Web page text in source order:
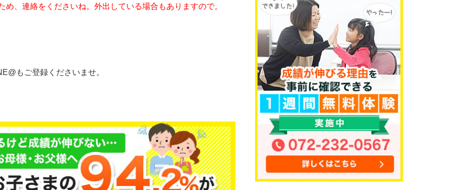
、連絡をくださいね。外出している場合もありますので。
もご登録くださいませ。